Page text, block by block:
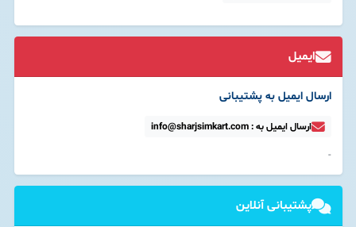
ایمیل
ارسال ایمیل به پشتیبانی
ارسال ایمیل به : info@sharjsimkart.com
-
پشتیبانی آنلاین